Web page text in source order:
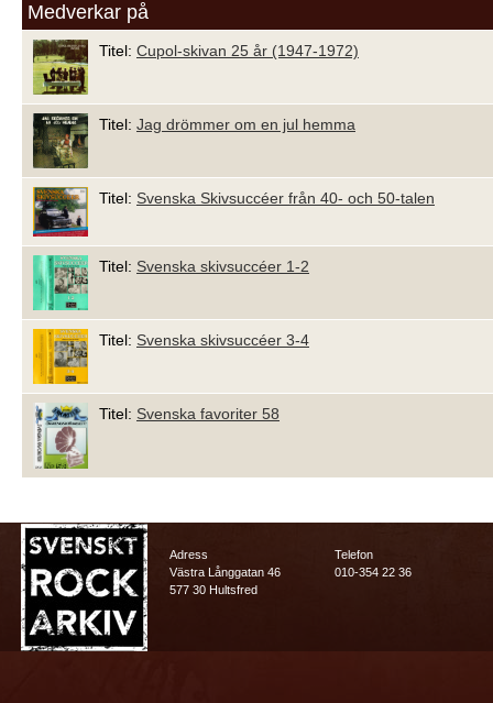
Medverkar på
Titel: Cupol-skivan 25 år (1947-1972)
Titel: Jag drömmer om en jul hemma
Titel: Svenska Skivsuccéer från 40- och 50-talen
Titel: Svenska skivsuccéer 1-2
Titel: Svenska skivsuccéer 3-4
Titel: Svenska favoriter 58
Adress
Västra Långgatan 46
577 30 Hultsfred
Telefon
010-354 22 36